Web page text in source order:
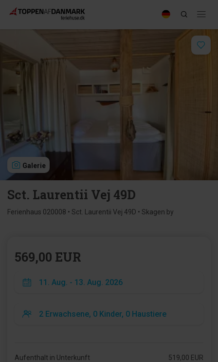
Galerie
Sct. Laurentii Vej 49D
Ferienhaus 020008 • Sct. Laurentii Vej 49D • Skagen by
569,00 EUR
Aufenthalt in Unterkunft 519,00 EUR